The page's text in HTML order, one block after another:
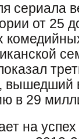
сериала
от 25
вышедший
в 29
на